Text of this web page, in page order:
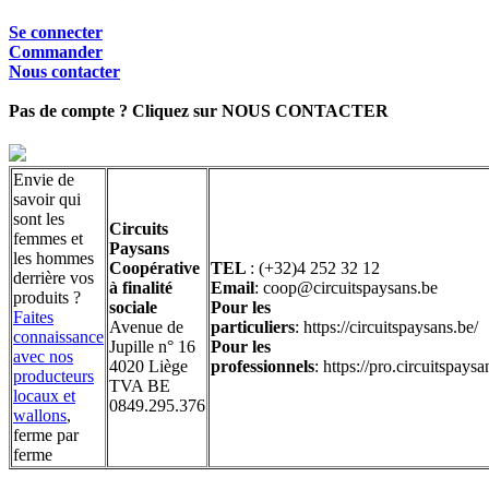
Se connecter
Commander
Nous contacter
Pas de compte ? Cliquez sur NOUS CONTACTER
Envie de
savoir qui
sont les
femmes et
les hommes
derrière vos
produits ?
Faites
connaissance
avec nos
producteurs
locaux et
wallons,
ferme par
ferme
Circuits
Paysans
Coopérative
à finalité
sociale
Avenue de
Jupille n° 16
4020 Liège
TVA BE
0849.295.376
TEL : (+32)4 252 32 12
Email: coop@circuitspaysans.be
Pour les
particuliers: https://circuitspaysans.be/
Pour les
professionnels: https://